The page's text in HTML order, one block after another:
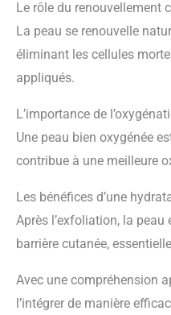
Le rôle du renouvellement
La peau se renouvelle
éliminant les cellules
appliqués.
L’importance de
Une peau bien oxygénée
contribue à une meilleure
Les bénéfices d’une
Après l’exfoliation, la peau
barrière cutanée,
Avec une compréhension
l’intégrer de manière